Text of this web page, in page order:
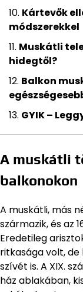
Kártevők
módszerekkel
Muskátli
hidegtől?
Balkon
GYIK –
A muskátli
balkonokon
A muskátli, más
származik, és az
Eredetileg
ritkasága volt,
szívét is. A XIX.
ház ablakában,